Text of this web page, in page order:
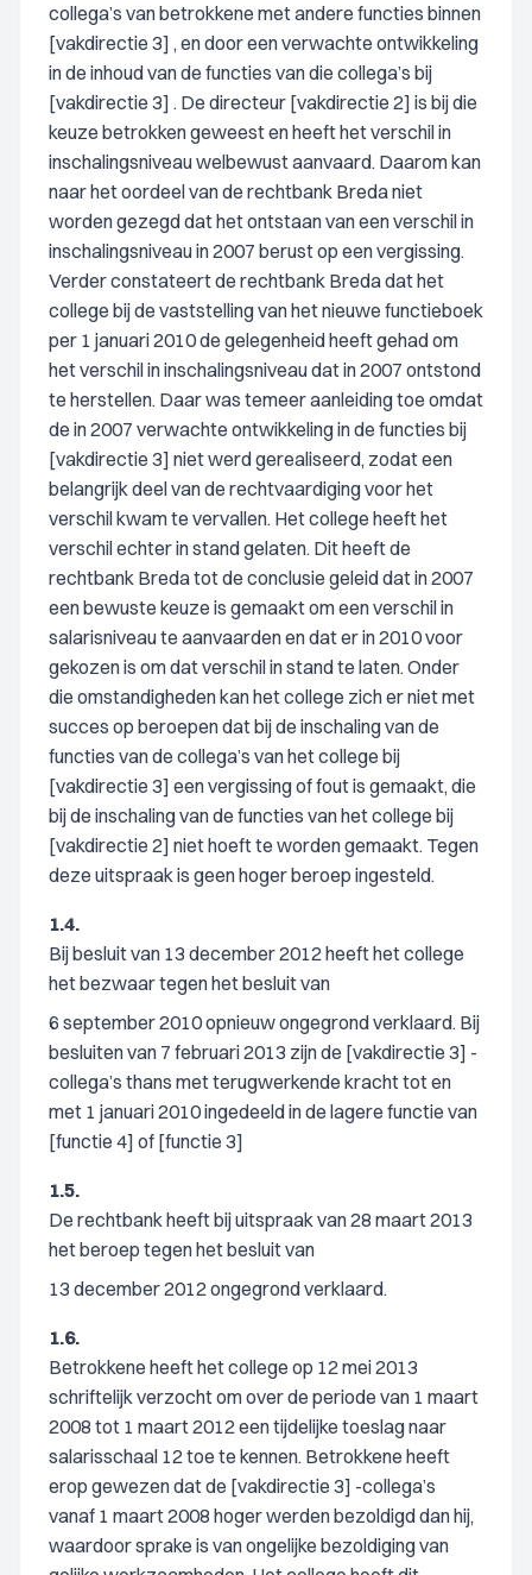
collega’s van betrokkene met andere functies binnen
[vakdirectie 3] , en door een verwachte ontwikkeling
in de inhoud van de functies van die collega’s bij
[vakdirectie 3] . De directeur [vakdirectie 2] is bij die
keuze betrokken geweest en heeft het verschil in
inschalingsniveau welbewust aanvaard. Daarom kan
naar het oordeel van de rechtbank Breda niet
worden gezegd dat het ontstaan van een verschil in
inschalingsniveau in 2007 berust op een vergissing.
Verder constateert de rechtbank Breda dat het
college bij de vaststelling van het nieuwe functieboek
per 1 januari 2010 de gelegenheid heeft gehad om
het verschil in inschalingsniveau dat in 2007 ontstond
te herstellen. Daar was temeer aanleiding toe omdat
de in 2007 verwachte ontwikkeling in de functies bij
[vakdirectie 3] niet werd gerealiseerd, zodat een
belangrijk deel van de rechtvaardiging voor het
verschil kwam te vervallen. Het college heeft het
verschil echter in stand gelaten. Dit heeft de
rechtbank Breda tot de conclusie geleid dat in 2007
een bewuste keuze is gemaakt om een verschil in
salarisniveau te aanvaarden en dat er in 2010 voor
gekozen is om dat verschil in stand te laten. Onder
die omstandigheden kan het college zich er niet met
succes op beroepen dat bij de inschaling van de
functies van de collega’s van het college bij
[vakdirectie 3] een vergissing of fout is gemaakt, die
bij de inschaling van de functies van het college bij
[vakdirectie 2] niet hoeft te worden gemaakt. Tegen
deze uitspraak is geen hoger beroep ingesteld.
1.4.
Bij besluit van 13 december 2012 heeft het college
het bezwaar tegen het besluit van
6 september 2010 opnieuw ongegrond verklaard. Bij
besluiten van 7 februari 2013 zijn de [vakdirectie 3] -
collega’s thans met terugwerkende kracht tot en
met 1 januari 2010 ingedeeld in de lagere functie van
[functie 4] of [functie 3]
1.5.
De rechtbank heeft bij uitspraak van 28 maart 2013
het beroep tegen het besluit van
13 december 2012 ongegrond verklaard.
1.6.
Betrokkene heeft het college op 12 mei 2013
schriftelijk verzocht om over de periode van 1 maart
2008 tot 1 maart 2012 een tijdelijke toeslag naar
salarisschaal 12 toe te kennen. Betrokkene heeft
erop gewezen dat de [vakdirectie 3] -collega’s
vanaf 1 maart 2008 hoger werden bezoldigd dan hij,
waardoor sprake is van ongelijke bezoldiging van